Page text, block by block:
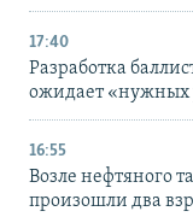
17:40
Разработка
ожидает «нужных
16:55
Возле нефтяного
произошли два